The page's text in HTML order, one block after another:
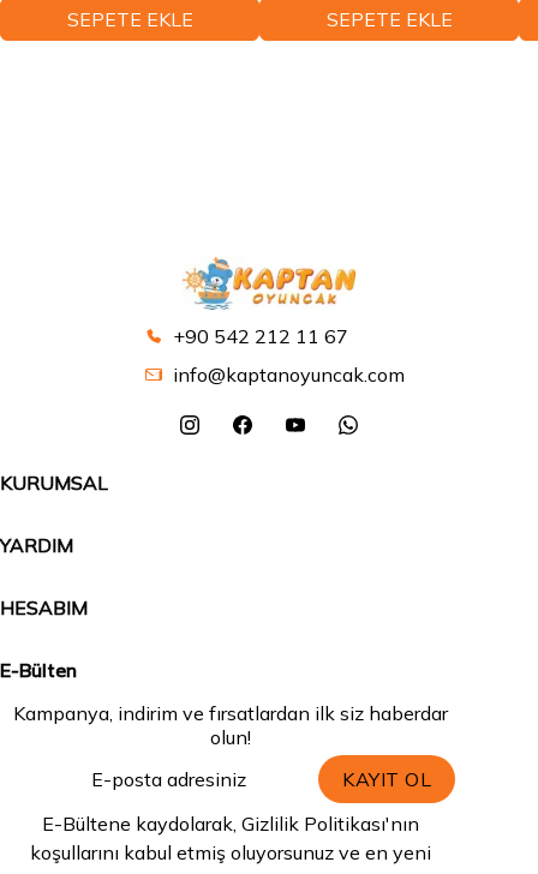
SEPETE EKLE
SEPETE EKLE
+90 542 212 11 67
info@kaptanoyuncak.com
KURUMSAL
YARDIM
HESABIM
E-Bülten
Kampanya, indirim ve fırsatlardan ilk siz haberdar
olun!
KAYIT OL
E-Bültene kaydolarak, Gizlilik Politikası'nın
koşullarını kabul etmiş oluyorsunuz ve en yeni